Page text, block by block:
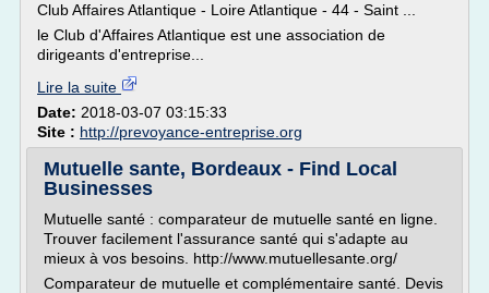
Club Affaires Atlantique - Loire Atlantique - 44 - Saint ...
le Club d'Affaires Atlantique est une association de
dirigeants d'entreprise...
Lire la suite
Date: 2018-03-07 03:15:33
Site : http://prevoyance-entreprise.org
Mutuelle sante, Bordeaux - Find Local
Businesses
Mutuelle santé : comparateur de mutuelle santé en ligne.
Trouver facilement l'assurance santé qui s'adapte au
mieux à vos besoins. http://www.mutuellesante.org/
Comparateur de mutuelle et complémentaire santé. Devis